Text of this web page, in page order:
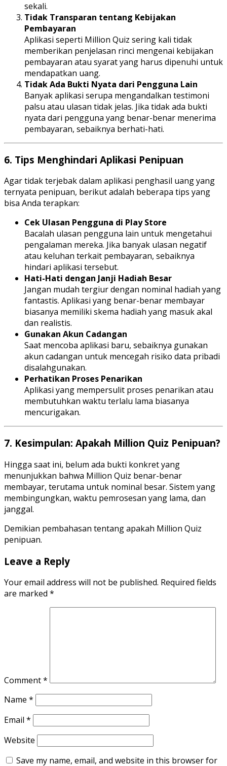
sekali.
Tidak Transparan tentang Kebijakan
Pembayaran
Aplikasi seperti Million Quiz sering kali tidak
memberikan penjelasan rinci mengenai kebijakan
pembayaran atau syarat yang harus dipenuhi untuk
mendapatkan uang.
Tidak Ada Bukti Nyata dari Pengguna Lain
Banyak aplikasi serupa mengandalkan testimoni
palsu atau ulasan tidak jelas. Jika tidak ada bukti
nyata dari pengguna yang benar-benar menerima
pembayaran, sebaiknya berhati-hati.
6. Tips Menghindari Aplikasi Penipuan
Agar tidak terjebak dalam aplikasi penghasil uang yang
ternyata penipuan, berikut adalah beberapa tips yang
bisa Anda terapkan:
Cek Ulasan Pengguna di Play Store
Bacalah ulasan pengguna lain untuk mengetahui
pengalaman mereka. Jika banyak ulasan negatif
atau keluhan terkait pembayaran, sebaiknya
hindari aplikasi tersebut.
Hati-Hati dengan Janji Hadiah Besar
Jangan mudah tergiur dengan nominal hadiah yang
fantastis. Aplikasi yang benar-benar membayar
biasanya memiliki skema hadiah yang masuk akal
dan realistis.
Gunakan Akun Cadangan
Saat mencoba aplikasi baru, sebaiknya gunakan
akun cadangan untuk mencegah risiko data pribadi
disalahgunakan.
Perhatikan Proses Penarikan
Aplikasi yang mempersulit proses penarikan atau
membutuhkan waktu terlalu lama biasanya
mencurigakan.
7. Kesimpulan: Apakah Million Quiz Penipuan?
Hingga saat ini, belum ada bukti konkret yang
menunjukkan bahwa Million Quiz benar-benar
membayar, terutama untuk nominal besar. Sistem yang
membingungkan, waktu pemrosesan yang lama, dan
janggal.
Demikian pembahasan tentang apakah Million Quiz
penipuan.
Leave a Reply
Your email address will not be published. Required fields
are marked *
Comment*
Name *
Email *
Website
Save my name, email, and website in this browser for